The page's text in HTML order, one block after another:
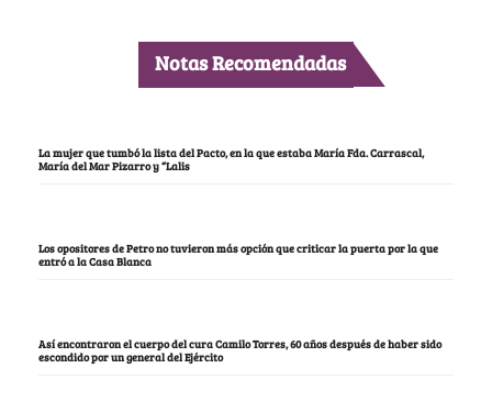
Notas Recomendadas
La mujer que tumbó la lista del Pacto, en la que estaba María Fda. Carrascal,
María del Mar Pizarro y “Lalis
Los opositores de Petro no tuvieron más opción que criticar la puerta por la que
entró a la Casa Blanca
Así encontraron el cuerpo del cura Camilo Torres, 60 años después de haber sido
escondido por un general del Ejército